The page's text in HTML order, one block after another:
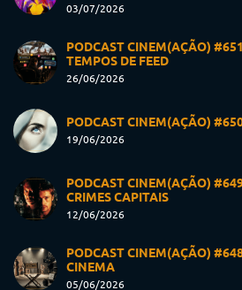
03/07/2026
PODCAST CINEM(AÇÃO)
TEMPOS DE FEED
26/06/2026
PODCAST CINEM(AÇÃO)
19/06/2026
PODCAST CINEM(AÇÃO)
CRIMES CAPITAIS
12/06/2026
PODCAST CINEM(AÇÃO)
CINEMA
05/06/2026